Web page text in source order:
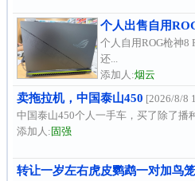
个人出售自用
个人自用ROG枪神8
还...
添加人:烟云
卖拖拉机，中国泰山450 [2026/8/8
中国泰山450个人一手车，买了除了播
添加人: 固强
转让一岁左右虎皮鹦鹉一对加鸟